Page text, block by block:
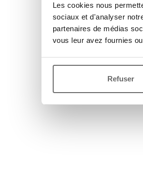
Les cookies nous
sociaux et d'analyser
partenaires de médias
vous leur avez fournies
Refuser